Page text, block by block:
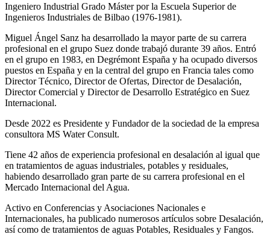
Ingeniero Industrial Grado Máster por la Escuela Superior de
Ingenieros Industriales de Bilbao (1976-1981).
Miguel Ángel Sanz ha desarrollado la mayor parte de su carrera
profesional en el grupo Suez donde trabajó durante 39 años. Entró
en el grupo en 1983, en Degrémont España y ha ocupado diversos
puestos en España y en la central del grupo en Francia tales como
Director Técnico, Director de Ofertas, Director de Desalación,
Director Comercial y Director de Desarrollo Estratégico en Suez
Internacional.
Desde 2022 es Presidente y Fundador de la sociedad de la empresa
consultora MS Water Consult.
Tiene 42 años de experiencia profesional en desalación al igual que
en tratamientos de aguas industriales, potables y residuales,
habiendo desarrollado gran parte de su carrera profesional en el
Mercado Internacional del Agua.
Activo en Conferencias y Asociaciones Nacionales e
Internacionales, ha publicado numerosos artículos sobre Desalación,
así como de tratamientos de aguas Potables, Residuales y Fangos.